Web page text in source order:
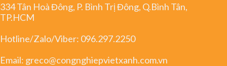
334 Tân Hoà Đông, P. Bình Trị Đông, Q.Bình Tân,
TP.HCM
Hotline/Zalo/Viber: 096.297.2250
Email: greco@congnghiepvietxanh.com.vn